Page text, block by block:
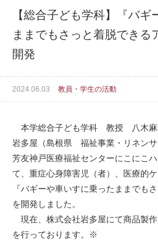
【総合子ども学科】『バギ
ままでもさっと着脱できる
開発
2024.06.03 教員・学生の活動
本学総合子ども学科 教授 八木麻
岩多屋（島根県 福祉事業・リネンサ
芳友神戸医療福祉センターにこにこ
て、重症心身障害児（者）、医療的
『バギーや車いすに乗ったままでも
を開発しました。
現在、株式会社岩多屋にて商品製
を行っております。※